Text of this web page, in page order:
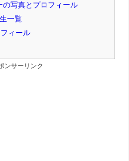
の写真とプロフィール
一覧
ィール
ンサーリンク